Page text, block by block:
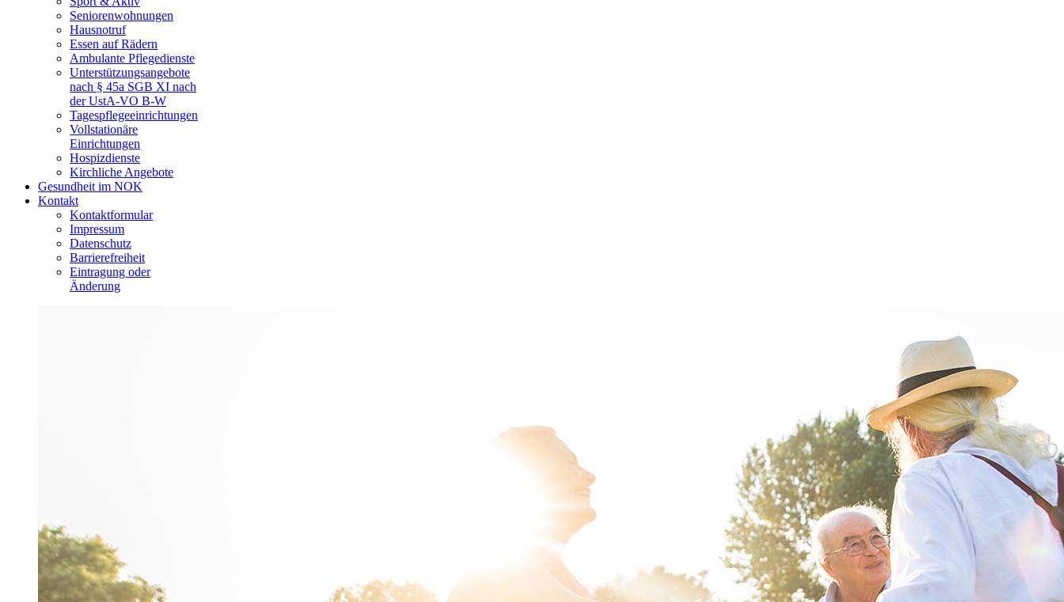
Seniorenwohnungen
Hausnotruf
Essen auf Rädern
Ambulante Pflegedienste
Unterstützungsangebote
nach § 45a SGB XI nach
der UstA-VO B-W
Tagespflegeeinrichtungen
Vollstationäre
Einrichtungen
Hospizdienste
Kirchliche Angebote
Gesundheit im NOK
Kontakt
Kontaktformular
Impressum
Datenschutz
Barrierefreiheit
Eintragung oder
Änderung